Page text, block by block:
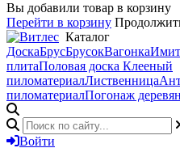
Вы добавили товар в корзину
Перейти в корзину
Каталог
ДоскаБрусБрусокВагонка
плитаПоловая доска Клееный
пиломатериалЛиственница
пиломатериалПогонаж
Войти